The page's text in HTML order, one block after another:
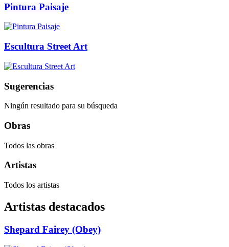
Pintura Paisaje
Escultura Street Art
Sugerencias
Ningún resultado para su búsqueda
Obras
Todos las obras
Artistas
Todos los artistas
Artistas destacados
Shepard Fairey (Obey)